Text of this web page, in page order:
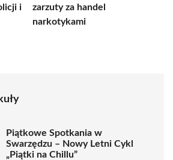
i
zarzuty za handel
narkotykami
Piątkowe Spotkania w
Swarzędzu – Nowy Letni Cykl
„Piątki na Chillu”